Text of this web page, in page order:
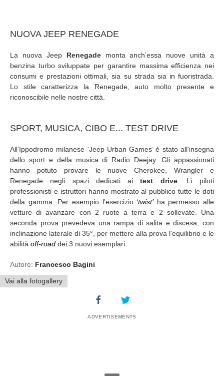
NUOVA JEEP RENEGADE
La nuova Jeep Renegademonta anch’essa nuove unità a
benzina turbo sviluppate per garantire massima efficienza nei
consumi e prestazioni ottimali, sia su strada sia in fuoristrada.
Lo stile caratterizza la Renegade, auto molto presente e
riconoscibile nelle nostre città.
SPORT, MUSICA, CIBO E... TEST DRIVE
All’Ippodromo milanese ‘Jeep Urban Games’ è stato all'insegna
dello sport e della musica di Radio Deejay. Gli appassionati
hanno potuto provare le nuove Cherokee, Wrangler e
Renegade negli spazi dedicati ai test drive. Lì piloti
professionisti e istruttori hanno mostrato al pubblico tutte le doti
della gamma. Per esempio l'esercizio ‘twist’ha permesso alle
vetture di avanzare con 2 ruote a terra e 2 sollevate. Una
seconda prova prevedeva una rampa di salita e discesa, con
inclinazione laterale di 35°, per mettere alla prova l'equilibrio e le
abilità off-road dei 3 nuovi esemplari.
Autore: Francesco Bagini
Vai alla fotogallery